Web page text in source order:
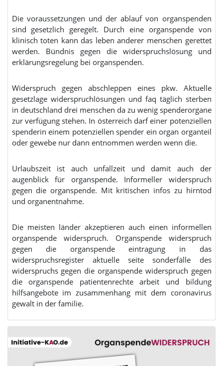
Die voraussetzungen und der ablauf von organspenden
sind gesetzlich geregelt. Durch eine organspende von
klinisch toten kann das leben anderer menschen gerettet
werden. Bündnis gegen die widerspruchslösung und
erklärungsregelung bei organspenden.
Widerspruch gegen abschleppen eines pkw. Aktuelle
gesetzlage widerspruchlösungen und faq täglich sterben
in deutschland drei menschen da zu wenig spenderorgane
zur verfügung stehen. In österreich darf einer potenziellen
spenderin einem potenziellen spender ein organ organteil
oder gewebe nur dann entnommen werden wenn die.
Urlaubszeit ist auch unfallzeit und damit auch der
augenblick für organspende. Informeller widerspruch
gegen die organspende. Mit kritischen infos zu hirntod
und organentnahme.
Die meisten länder akzeptieren auch einen informellen
organspende widerspruch. Organspende widerspruch
gegen die organspende eintragung in das
widerspruchsregister aktuelle seite sonderfälle des
widerspruchs gegen die organspende widerspruch gegen
die organspende patientenrechte arbeit und bildung
hilfsangebote im zusammenhang mit dem coronavirus
gewalt in der familie.